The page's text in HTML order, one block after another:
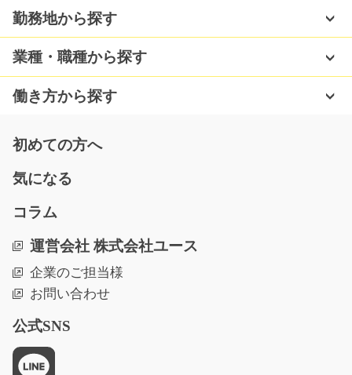
空調完備の職場でのかるい部品の組付け作業/g01_
00711
随時職場見学会開催中の職場になります！！未経験の方
も大歓迎の高時給案…
長期（3ヶ月以上）
岐阜県揖斐郡揖斐川町
食品の検品やラベルの発行する作業/y03_01135
急募
原料を検品したり、ラベルの発行をするだけ！！業務に
長期（3ヶ月以上）
時給1250円~
福岡県糟屋郡久山町
勤務地から探す
業種・職種から探す
働き方から探す
初めての方へ
気になる
コラム
運営会社 株式会社ユース
企業のご担当様
お問い合わせ
公式SNS